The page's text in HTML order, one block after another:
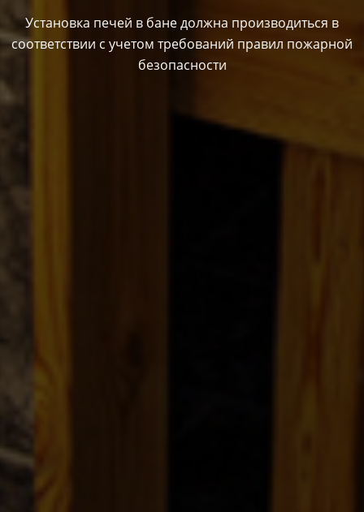
Установка печей в бане должна производиться в
соответствии с учетом требований правил пожарной
безопасности